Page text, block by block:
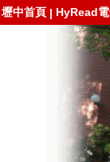
壢中首頁 | HyRead